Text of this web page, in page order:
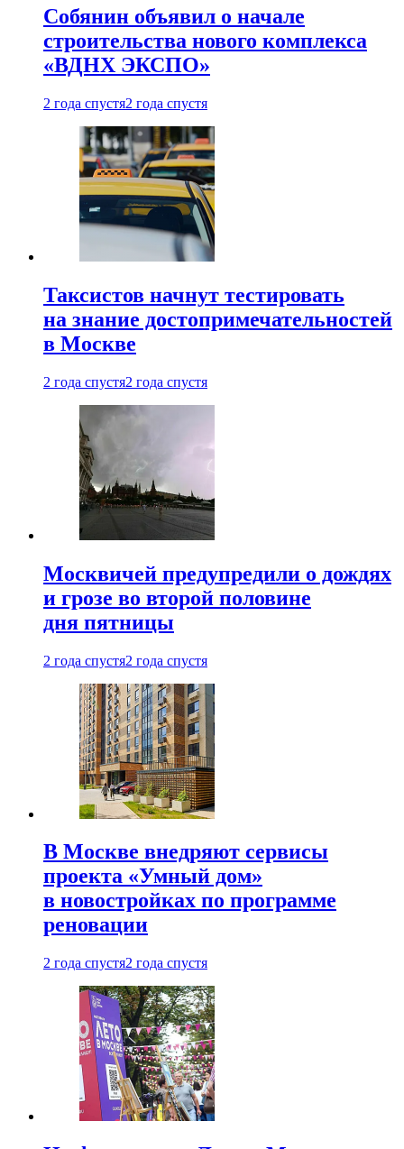
Собянин объявил о начале
строительства нового комплекса
«ВДНХ ЭКСПО»
2 года спустя2 года спустя
Таксистов начнут тестировать
на знание достопримечательностей
в Москве
2 года спустя2 года спустя
Москвичей предупредили о дождях
и грозе во второй половине
дня пятницы
2 года спустя2 года спустя
В Москве внедряют сервисы
проекта «Умный дом»
в новостройках по программе
реновации
2 года спустя2 года спустя